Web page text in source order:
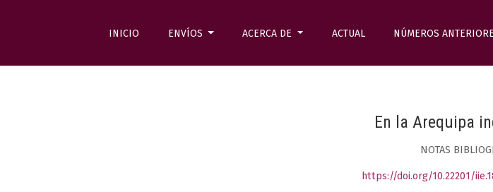
INICIO ENVÍOS ACERCA DE ACTUAL NÚMEROS
En la Arequipa
NOTAS
https://doi.org/10.22201/